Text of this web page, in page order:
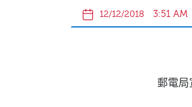
12/12/2018 3:51 AM
郵電局